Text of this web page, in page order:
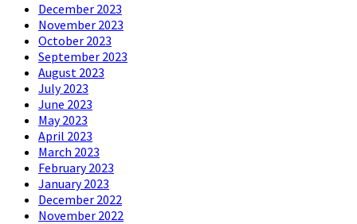
December 2023
November 2023
October 2023
September 2023
August 2023
July 2023
June 2023
May 2023
April 2023
March 2023
February 2023
January 2023
December 2022
November 2022